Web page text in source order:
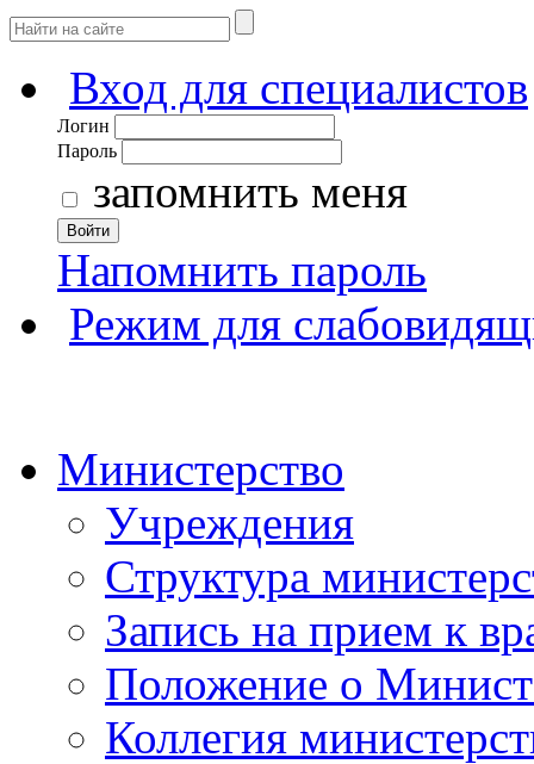
Вход для специалистов
Логин
Пароль
запомнить меня
Войти
Напомнить пароль
Режим для
Министерство
Учреждения
Структура
Запись на прием к
Положение о
Коллегия